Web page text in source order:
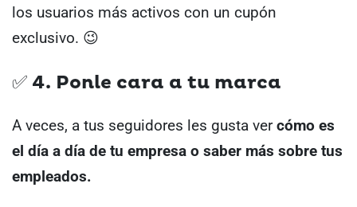
los usuarios más activos con un cupón
exclusivo. 😉
✅ 4. Ponle cara a tu marca
A veces, a tus seguidores les gusta vercómo es
el día a día de tu empresa o saber más sobre tus
empleados.